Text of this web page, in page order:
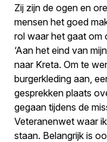
Zij zijn de ogen en
mensen het goed
rol waar het gaat om
‘Aan het eind van
naar Kreta. Om te
burgerkleding aan,
gesprekken plaats
gegaan tijdens de
Veteranenwet waar
staan. Belangrijk is